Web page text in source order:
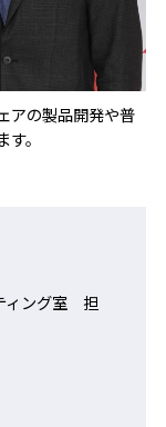
アの製品開発や普
。
ィング室 担